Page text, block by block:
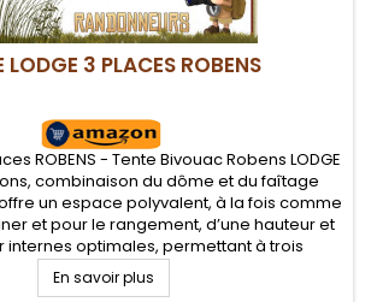
LODGE 3 PLACES ROBENS
ROBENS - Tente Bivouac Robens LODGE
combinaison du dôme et du faîtage
un espace polyvalent, à la fois comme
et pour le rangement, d’une hauteur et
internes optimales, permettant à trois
côte à côte. Les portes doubles
offrent un...
En savoir plus